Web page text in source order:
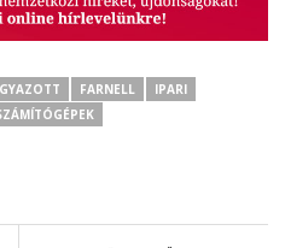
FARNELL
IPARI